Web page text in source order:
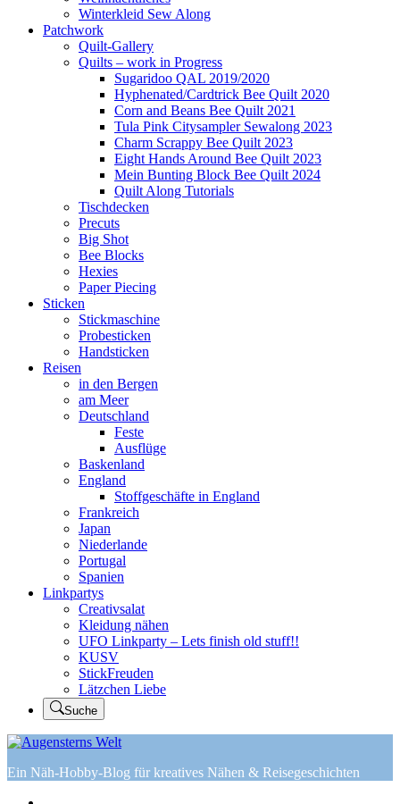
Winterkleid Sew Along
Patchwork
Quilt-Gallery
Quilts – work in Progress
Sugaridoo QAL 2019/2020
Hyphenated/Cardtrick Bee Quilt 2020
Corn and Beans Bee Quilt 2021
Tula Pink Citysampler Sewalong 2023
Charm Scrappy Bee Quilt 2023
Eight Hands Around Bee Quilt 2023
Mein Bunting Block Bee Quilt 2024
Quilt Along Tutorials
Tischdecken
Precuts
Big Shot
Bee Blocks
Hexies
Paper Piecing
Sticken
Stickmaschine
Probesticken
Handsticken
Reisen
in den Bergen
am Meer
Deutschland
Feste
Ausflüge
Baskenland
England
Stoffgeschäfte in England
Frankreich
Japan
Niederlande
Portugal
Spanien
Linkpartys
Creativsalat
Kleidung nähen
UFO Linkparty – Lets finish old stuff!!
KUSV
StickFreuden
Lätzchen Liebe
Suche
Ein Näh-Hobby-Blog für kreatives Nähen & Reisegeschichten